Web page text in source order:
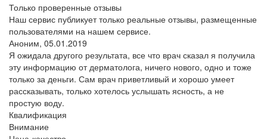
Только проверенные отзывы
Наш сервис публикует только реальные отзывы, размещенные
пользователями на нашем сервисе.
Аноним, 05.01.2019
Я ожидала другого результата, все что врач сказал я получила
эту информацию от дерматолога, ничего нового, одно и тоже
только за деньги. Сам врач приветливый и хорошо умеет
рассказывать, только хотелось услышать ясность, а не
простую воду.
Квалификация
Внимание